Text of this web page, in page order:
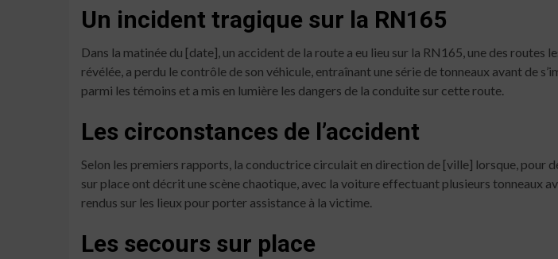
Un incident tragique sur la RN165
Dans la matinée du [date], un accident de la route a eu lieu sur la RN165, une des routes
révélée, a perdu le contrôle de son véhicule, entraînant une série de tonneaux avant de
parmi les témoins et a mis en lumière les dangers de la conduite sur cette route.
Les circonstances de l’accident
Selon les premiers rapports, la conductrice circulait en direction de [ville] lorsque, pour
sur place ont décrit une scène chaotique, avec la voiture effectuant plusieurs tonneaux
rendus sur les lieux pour porter assistance à la victime.
Les secours sur place